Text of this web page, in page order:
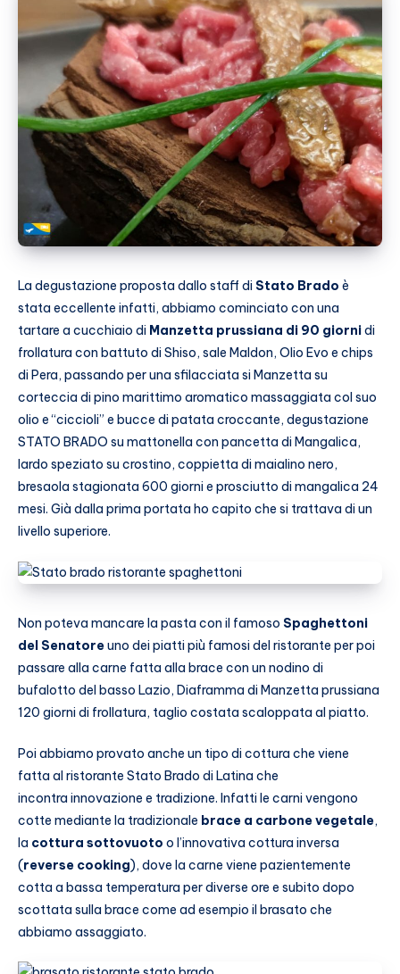
La degustazione proposta dallo staff di Stato Brado è
stata eccellente infatti, abbiamo cominciato con una
tartare a cucchiaio di Manzetta prussiana di 90 giornidi
frollatura con battuto di Shiso, sale Maldon, Olio Evo e chips
di Pera, passando per una sfilacciata si Manzetta su
corteccia di pino marittimo aromatico massaggiata col suo
olio e “ciccioli” e bucce di patata croccante, degustazione
STATO BRADO su mattonella con pancetta di Mangalica,
lardo speziato su crostino, coppietta di maialino nero,
bresaola stagionata 600 giorni e prosciutto di mangalica 24
mesi. Già dalla prima portata ho capito che si trattava di un
livello superiore.
Non poteva mancare la pasta con il famoso Spaghettoni
del Senatoreuno dei piatti più famosi del ristorante per poi
passare alla carne fatta alla brace con un nodino di
bufalotto del basso Lazio, Diaframma di Manzetta prussiana
120 giorni di frollatura, taglio costata scaloppata al piatto.
Poi abbiamo provato anche un tipo di cottura che viene
fatta al ristorante Stato Brado di Latina che
incontra innovazione e tradizione. Infatti le carni vengono
cotte mediante la tradizionale brace a carbone vegetale,
la cottura sottovuoto o l’innovativa cottura inversa
(reverse cooking), dove la carne viene pazientemente
cotta a bassa temperatura per diverse ore e subito dopo
scottata sulla brace come ad esempio il brasato che
abbiamo assaggiato.